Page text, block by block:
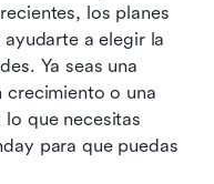
los planes
a elegir la
Ya seas una
crecimiento o una
que necesitas
para que puedas